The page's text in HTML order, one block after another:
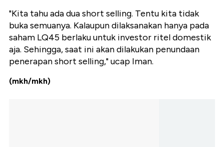
"Kita tahu ada dua short selling. Tentu kita tidak
buka semuanya. Kalaupun dilaksanakan hanya pada
saham LQ45 berlaku untuk investor ritel domestik
aja. Sehingga, saat ini akan dilakukan penundaan
penerapan short selling," ucap Iman.
(mkh/mkh)